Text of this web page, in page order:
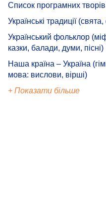
Список програмних творів
Українські традиції
Український фольклор
казки, балади, думи, пісні)
Наша країна – Україна
мова: вислови, вірші)
+ Показати більше